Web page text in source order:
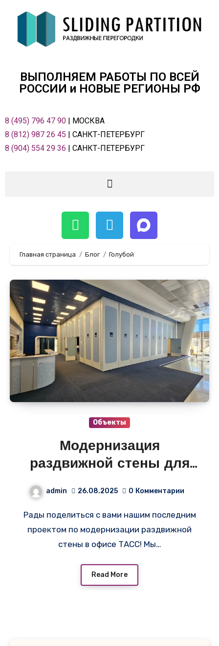
ВЫПОЛНЯЕМ РАБОТЫ ПО ВСЕЙ
РОСCИИ и НОВЫЕ РЕГИОНЫ РФ
8 (495) 796 47 90 | МОСКВА
8 (812) 987 26 45 | САНКТ-ПЕТЕРБУРГ
8 (904) 554 29 36 | САНКТ-ПЕТЕРБУРГ
Главная страница Блог Голубой
Объекты
Модернизация
раздвижной стены для
admin 26.08.2025 0 Комментарии
Рады поделиться с вами нашим последним
проектом по модернизации раздвижной
стены в офисе ТАСС! Мы…
Read More